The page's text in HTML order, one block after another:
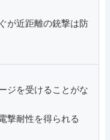
が近距離の銃撃は防
ジを受けることがな
撃耐性を得られる